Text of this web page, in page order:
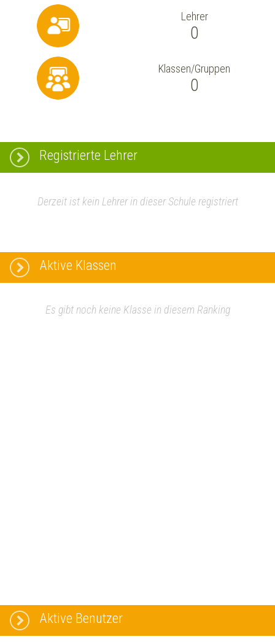
Lehrer
0
Klassen/Gruppen
0
Registrierte Lehrer
Derzeit ist kein Lehrer in dieser Schule registriert
Aktive Klassen
Es gibt noch keine Klasse in diesem Ranking
Aktive Benutzer